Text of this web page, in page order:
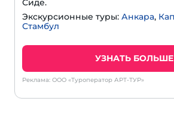
Сиде.
Экскурсионные туры: Анкара,
Стамбул
УЗНАТЬ БОЛЬШЕ
Реклама: ООО «Туроператор АРТ-ТУР»